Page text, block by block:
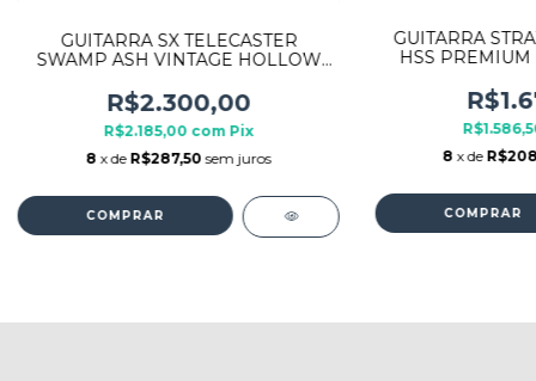
GUITARRA SX TELECASTER
SWAMP ASH VINTAGE HOLLOW
R$2.300,00
R$2.185,00 com Pix
8 x de R$287,50 sem juros
GUITARRA
HSS PREMIUM
8 x de